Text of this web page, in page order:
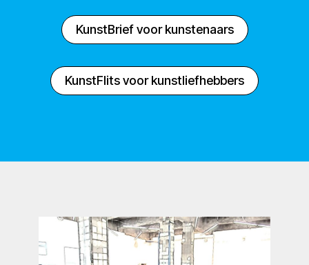
KunstBrief voor kunstenaars
KunstFlits voor kunstliefhebbers